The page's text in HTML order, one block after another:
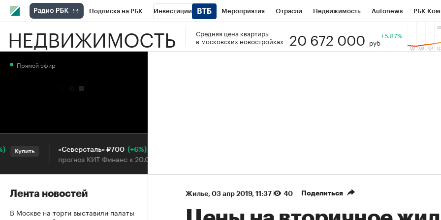
Подписка на РБК Инвестиции Мероприятия Отрасли Недвижимость Autonews РБК
РБК Вино Спорт Школа управления РБК РБК Образование Тренды
НЕДВИЖИМОСТЬ
Средняя цена квартиры
в московских новостройках
20 672 000 руб
+5.87%
Жилье⁠, 03 апр 2019, 11:37 40 Поделиться
Прямой эфир
Купить «Северсталь» ₽700 (+6%)
прогноз КИТ Финанс к 20.07.27
Лента новостей
В Москве на торги выставили палаты